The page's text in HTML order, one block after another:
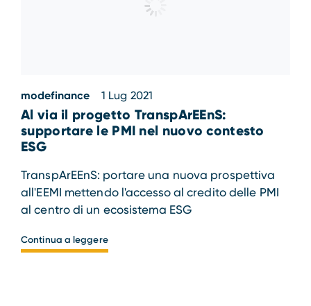
modefinance 1 Lug 2021
Al via il progetto TranspArEEnS:
supportare le PMI nel nuovo contesto
ESG
TranspArEEnS: portare una nuova prospettiva
all'EEMI mettendo l'accesso al credito delle PMI
al centro di un ecosistema ESG
Continua a leggere